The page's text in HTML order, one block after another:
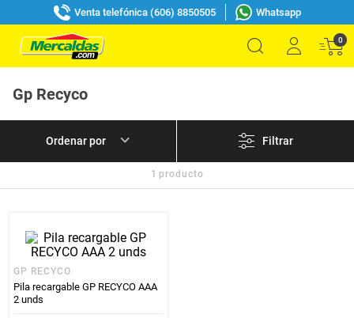
Venta telefónica (606) 8850505 Whatsapp
0
Gp Recyco
Filtrar
1 producto
GP RECYCO
Pila recargable GP RECYCO AAA
2 unds